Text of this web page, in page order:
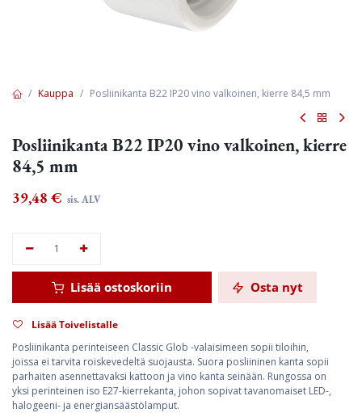
Kauppa Posliinikanta B22 IP20 vino valkoinen, kierre 84,5 mm
Posliinikanta B22 IP20 vino valkoinen, kierre
84,5 mm
39,48 € sis. ALV
Lisää ostoskoriin Osta nyt
Lisää Toivelistalle
Posliinikanta perinteiseen Classic Glob -valaisimeen sopii tiloihin,
joissa ei tarvita roiskevedeltä suojausta. Suora posliininen kanta sopii
parhaiten asennettavaksi kattoon ja vino kanta seinään. Rungossa on
yksi perinteinen iso E27-kierrekanta, johon sopivat tavanomaiset LED-,
halogeeni- ja energiansäästölamput.